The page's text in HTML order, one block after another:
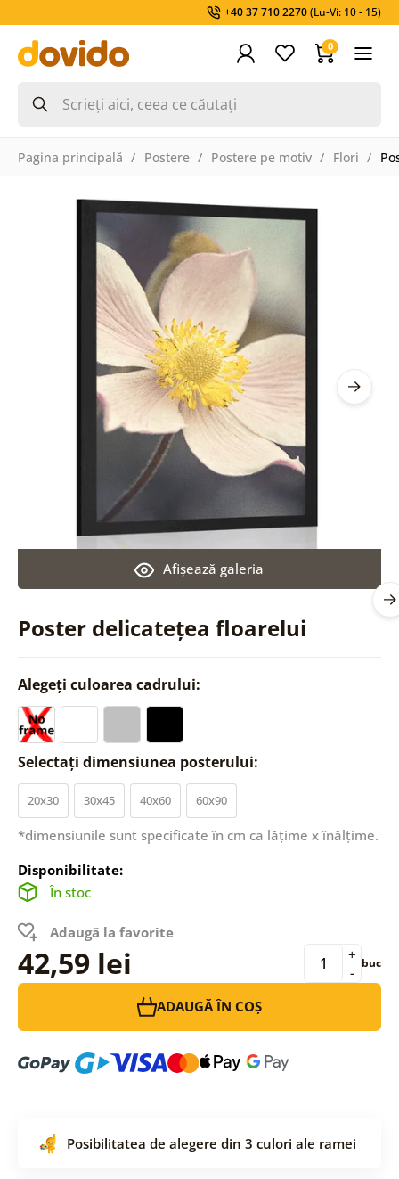
+40 37 710 2270(Lu-Vi: 10 - 15)
0
Pagina principală Postere Postere pe motiv Flori
Poster delicatețea floarelui
Afişează galeria
Alegeți culoarea cadrului:
Selectați dimensiunea posterului:
20x30 30x45 40x60 60x90
*dimensiunile sunt specificate în cm ca lățime x înălțime.
Disponibilitate:
În stoc
Adaugă la favorite
42,59 lei -
+ buc
ADAUGĂ ÎN COȘ
Posibilitatea de alegere din 3 culori ale ramei